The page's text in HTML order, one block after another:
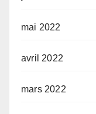
mai 2022
avril 2022
mars 2022